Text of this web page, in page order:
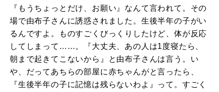
『もうちょっとだけ、お願い』なんて言われて。その
場で由布子さんに誘惑されました。生後半年の子がい
るんですよ。ものすごくびっくりしたけど、体が反応
してしまって……。『大丈夫、あの人は1度寝たら、
朝まで起きてこないから』と由布子さんは言う。い
や、だってあちらの部屋に赤ちゃんがと言ったら、
『生後半年の子に記憶は残らないわよ』って。すごく